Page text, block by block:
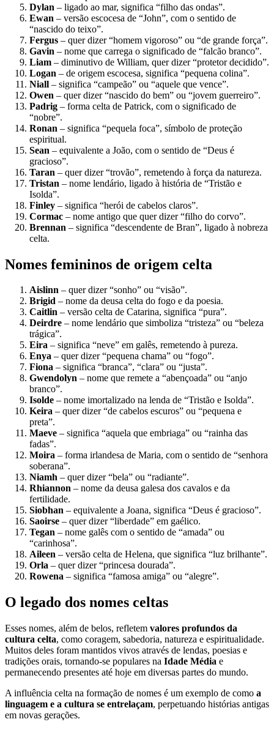
Dylan – ligado ao mar, significa “filho das ondas”.
Ewan – versão escocesa de “John”, com o sentido de
“nascido do teixo”.
Fergus – quer dizer “homem vigoroso” ou “de grande força”.
Gavin – nome que carrega o significado de “falcão branco”.
Liam – diminutivo de William, quer dizer “protetor decidido”.
Logan – de origem escocesa, significa “pequena colina”.
Niall – significa “campeão” ou “aquele que vence”.
Owen – quer dizer “nascido do bem” ou “jovem guerreiro”.
Padrig – forma celta de Patrick, com o significado de
“nobre”.
Ronan – significa “pequela foca”, símbolo de proteção
espiritual.
Sean – equivalente a João, com o sentido de “Deus é
gracioso”.
Taran – quer dizer “trovão”, remetendo à força da natureza.
Tristan – nome lendário, ligado à história de “Tristão e
Isolda”.
Finley – significa “herói de cabelos claros”.
Cormac – nome antigo que quer dizer “filho do corvo”.
Brennan – significa “descendente de Bran”, ligado à nobreza
celta.
Nomes femininos de origem celta
Aislinn – quer dizer “sonho” ou “visão”.
Brigid – nome da deusa celta do fogo e da poesia.
Caitlin – versão celta de Catarina, significa “pura”.
Deirdre – nome lendário que simboliza “tristeza” ou “beleza
trágica”.
Eira – significa “neve” em galês, remetendo à pureza.
Enya – quer dizer “pequena chama” ou “fogo”.
Fiona – significa “branca”, “clara” ou “justa”.
Gwendolyn – nome que remete a “abençoada” ou “anjo
branco”.
Isolde – nome imortalizado na lenda de “Tristão e Isolda”.
Keira – quer dizer “de cabelos escuros” ou “pequena e
preta”.
Maeve – significa “aquela que embriaga” ou “rainha das
fadas”.
Moira – forma irlandesa de Maria, com o sentido de “senhora
soberana”.
Niamh – quer dizer “bela” ou “radiante”.
Rhiannon – nome da deusa galesa dos cavalos e da
fertilidade.
Siobhan – equivalente a Joana, significa “Deus é gracioso”.
Saoirse – quer dizer “liberdade” em gaélico.
Tegan – nome galês com o sentido de “amada” ou
“carinhosa”.
Aileen – versão celta de Helena, que significa “luz brilhante”.
Orla – quer dizer “princesa dourada”.
Rowena – significa “famosa amiga” ou “alegre”.
O legado dos nomes celtas
Esses nomes, além de belos, refletem valores profundos da
cultura celta, como coragem, sabedoria, natureza e espiritualidade.
Muitos deles foram mantidos vivos através de lendas, poesias e
tradições orais, tornando-se populares na Idade Média e
permanecendo presentes até hoje em diversas partes do mundo.
A influência celta na formação de nomes é um exemplo de como a
linguagem e a cultura se entrelaçam, perpetuando histórias antigas
em novas gerações.